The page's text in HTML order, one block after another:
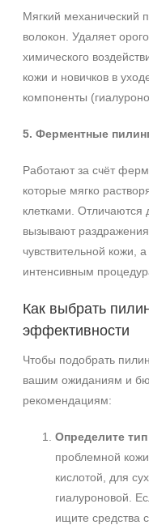
Мягкий механический
волокон. Удаляет
химического
кожи и новичков в
компоненты
5. Ферментные
Работают за счёт
которые мягко
клетками. Отличаются
вызывают
чувствительной кожи,
интенсивным
Как выбрать
эффективности
Чтобы подобрать
вашим ожиданиям и
рекомендациям:
Определите
проблемной
кислотой, для
гиалуроновой.
ищите средства